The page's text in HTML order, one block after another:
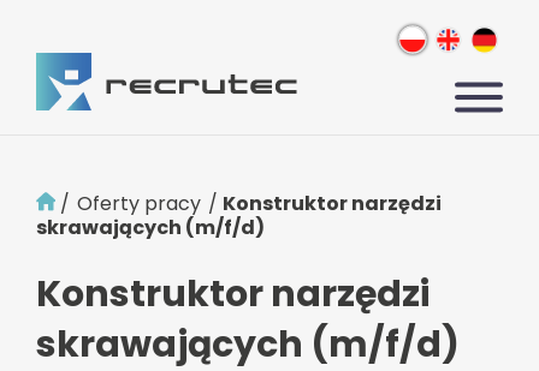
/ Oferty pracy / Konstruktor narzędzi
skrawających (m/f/d)
Konstruktor narzędzi
skrawających (m/f/d)